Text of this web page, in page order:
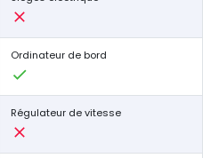
Ordinateur de bord
Régulateur de vitesse